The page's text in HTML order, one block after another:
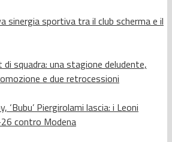
sinergia sportiva tra il club scherma e il
di squadra: una stagione deludente,
e due retrocessioni
‘Bubu’ Piergirolami lascia: i Leoni
contro Modena